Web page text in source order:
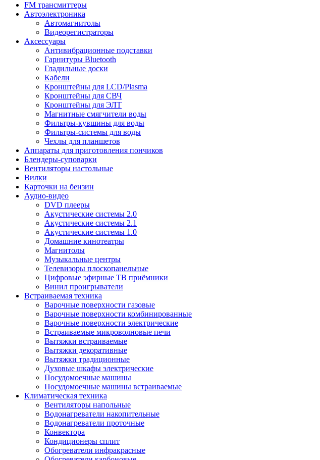
FM трансмиттеры
Автоэлектроника
Автомагнитолы
Видеорегистраторы
Аксессуары
Антивибрационные подставки
Гарнитуры Bluetooth
Гладильные доски
Кабели
Кронштейны для LCD/Plasma
Кронштейны для СВЧ
Кронштейны для ЭЛТ
Магнитные смягчители воды
Фильтры-кувшины для воды
Фильтры-системы для воды
Чехлы для планшетов
Аппараты для приготовления пончиков
Блендеры-суповарки
Вентиляторы настольные
Вилки
Карточки на бензин
Аудио-видео
DVD плееры
Акустические системы 2.0
Акустические системы 2.1
Акустические системы 1.0
Домашние кинотеатры
Магнитолы
Музыкальные центры
Телевизоры плоскопанельные
Цифровые эфирные ТВ приёмники
Винил проигрыватели
Встраиваемая техника
Варочные поверхности газовые
Варочные поверхности комбинированные
Варочные поверхности электрические
Встраиваемые микроволновые печи
Вытяжки встраиваемые
Вытяжки декоративные
Вытяжки традиционные
Духовые шкафы электрические
Посудомоечные машины
Посудомоечные машины встраиваемые
Климатическая техника
Вентиляторы напольные
Водонагреватели накопительные
Водонагреватели проточные
Конвектора
Кондиционеры сплит
Обогреватели инфракрасные